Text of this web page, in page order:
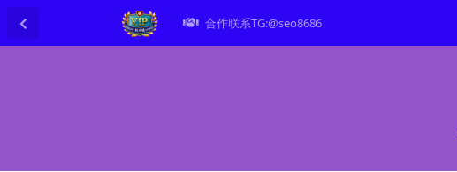
合作联系TG:@seo8686